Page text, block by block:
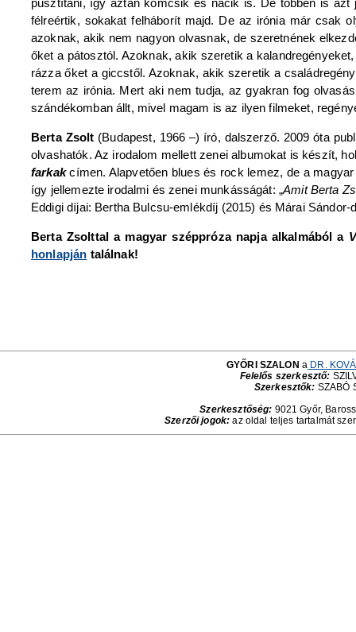
félreértik, sokakat felháborít majd. De az irónia már csak
azoknak, akik nem nagyon olvasnak, de szeretnének
őket a pátosztól. Azoknak, akik szeretik a
rázza őket a giccstől. Azoknak, akik szeretik a
terem az irónia. Mert aki nem tudja, az gyakran fog
szándékomban állt, mivel magam is az ilyen filmeket,
Berta Zsolt (Budapest, 1966 –) író, dalszerző. 2009 óta
olvashatók. Az irodalom mellett zenei albumokat is készít,
farkakcímen. Alapvetően blues és rock lemez, de a
így jellemezte irodalmi és zenei munkásságát: „Amit Berta
Eddigi díjai: Bertha Bulcsu-emlékdíj (2015) és Márai
Berta Zsolttal a magyar széppróza napja alkalmából a
honlapján találnak!
GYŐRI SZALON a DR.
Felelős szerkesztő:
Szerkesztők: SZABÓ
Szerkesztőség: 9021 Győr,
Szerzői jogok: az oldal teljes tartalmát